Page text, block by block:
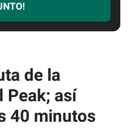
de la
Peak; así
40 minutos